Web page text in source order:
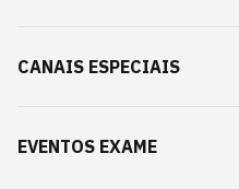
CANAIS ESPECIAIS
EVENTOS EXAME